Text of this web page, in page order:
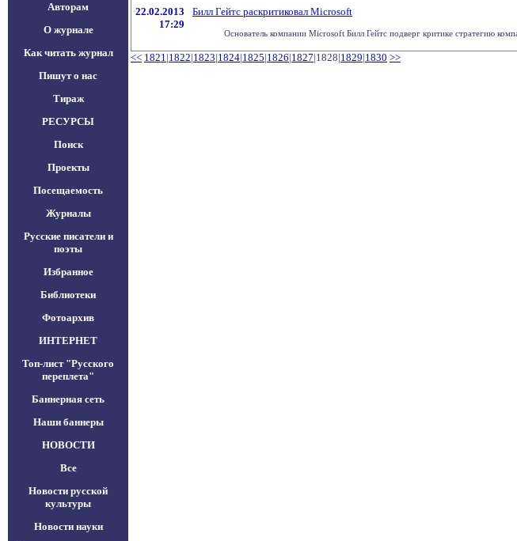
Авторам
О журнале
Как читать журнал
Пишут о нас
Тираж
РЕСУРСЫ
Поиск
Проекты
Посещаемость
Журналы
Русские писатели и
поэты
Избранное
Библиотеки
Фотоархив
ИНТЕРНЕТ
Топ-лист "Русского
переплета"
Баннерная сеть
Наши баннеры
НОВОСТИ
Все
Новости русской
культуры
Новости науки
22.02.2013
17:29
Билл Гейтс раскритиковал Microsoft
Основатель компании Microsoft Билл Гейтс подверг критике стратегию
<< 1821|1822|1823|1824|1825|1826|1827|1828|1829|1830 >>